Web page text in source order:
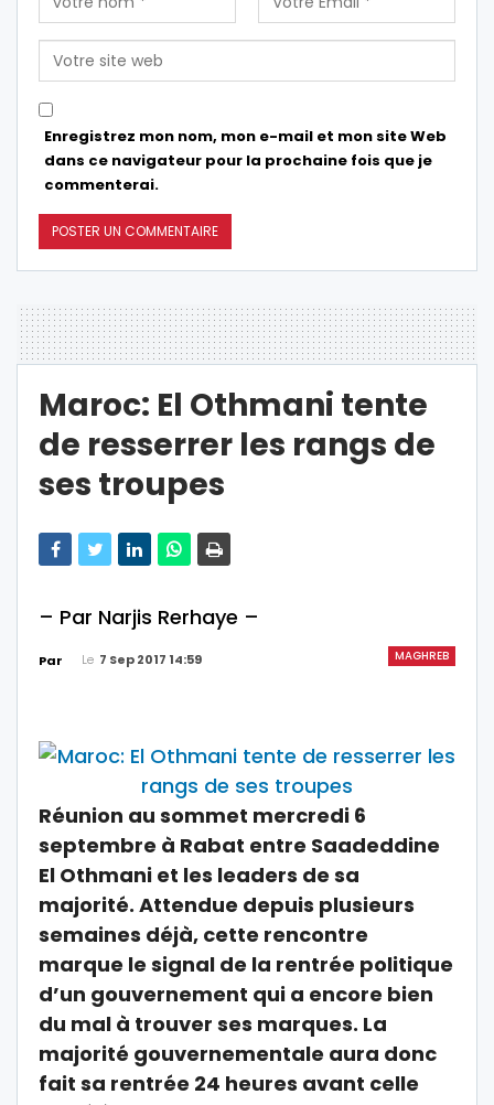
Enregistrez mon nom, mon e-mail et mon site Web
dans ce navigateur pour la prochaine fois que je
commenterai.
Maroc: El Othmani tente
de resserrer les rangs de
ses troupes
– Par Narjis Rerhaye –
MAGHREB
Par Le 7 Sep 2017 14:59
Réunion au sommet mercredi 6
septembre à Rabat entre Saadeddine
El Othmani et les leaders de sa
majorité. Attendue depuis plusieurs
semaines déjà, cette rencontre
marque le signal de la rentrée politique
d’un gouvernement qui a encore bien
du mal à trouver ses marques. La
majorité gouvernementale aura donc
fait sa rentrée 24 heures avant celle